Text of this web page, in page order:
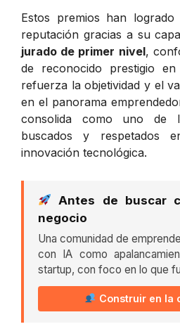
Estos premios han
reputación gracias a su
jurado de primer nivel,
de reconocido prestigio
refuerza la objetividad y el
en el panorama
consolida como uno de
buscados y respetados
innovación tecnológica.
Antes de buscar
negocio
Una comunidad de
con IA como
startup, con foco en lo que
Construir en la